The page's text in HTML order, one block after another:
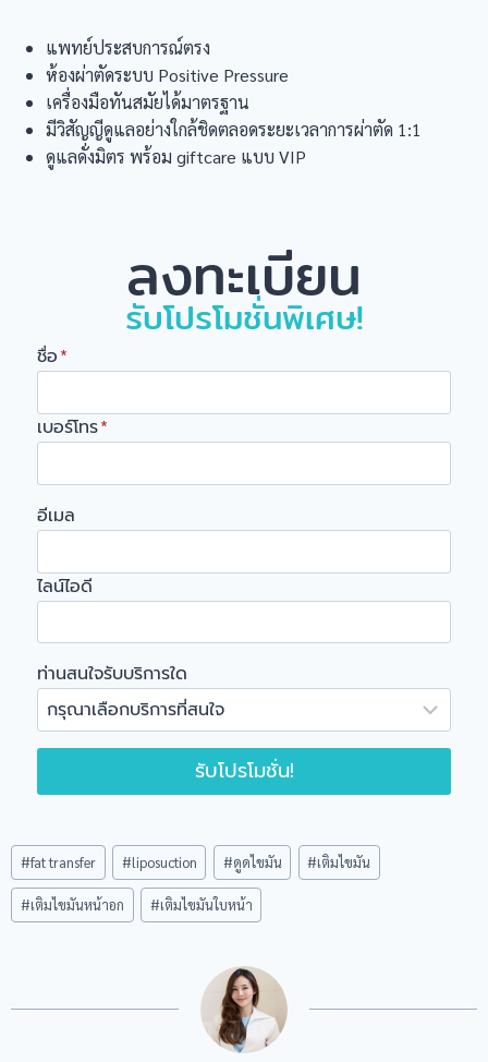
แพทย์ประสบการณ์ตรง
ห้องผ่าตัดระบบ Positive Pressure
เครื่องมือทันสมัยได้มาตรฐาน
มีวิสัญญีดูแลอย่างใกล้ชิดตลอดระยะเวลาการผ่าตัด 1:1
ดูแลดั่งมิตร พร้อม giftcare แบบ VIP
ลงทะเบียน
รับโปรโมชั่นพิเศษ!
ชื่อ*
เบอร์โทร*
อีเมล
ไลน์ไอดี
ท่านสนใจรับบริการใด
รับโปรโมชั่น!
Post
Tags:
#fat transfer #liposuction #ดูดไขมัน #เติมไขมัน
#เติมไขมันหน้าอก #เติมไขมันใบหน้า